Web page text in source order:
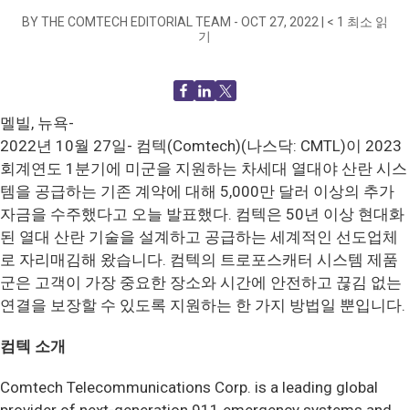
BY THE COMTECH EDITORIAL TEAM - OCT 27, 2022 < 1 최소 읽
기
멜빌, 뉴욕-
2022년 10월 27일- 컴텍(Comtech)(나스닥: CMTL)이 2023
회계연도 1분기에 미군을 지원하는 차세대 열대야 산란 시스
템을 공급하는 기존 계약에 대해 5,000만 달러 이상의 추가
자금을 수주했다고 오늘 발표했다. 컴텍은 50년 이상 현대화
된 열대 산란 기술을 설계하고 공급하는 세계적인 선도업체
로 자리매김해 왔습니다. 컴텍의 트로포스캐터 시스템 제품
군은 고객이 가장 중요한 장소와 시간에 안전하고 끊김 없는
연결을 보장할 수 있도록 지원하는 한 가지 방법일 뿐입니다.
컴텍 소개
Comtech Telecommunications Corp. is a leading global